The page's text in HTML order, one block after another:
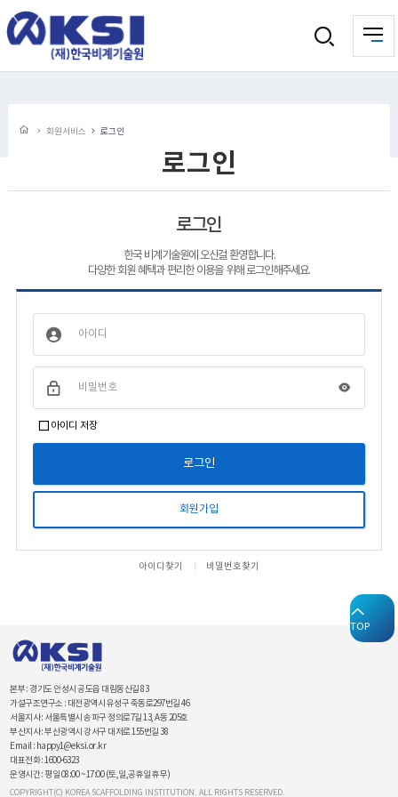
로그인
회원서비스 로그인
로그인
한국 비계기술원에 오신걸 환영합니다.
다양한 회원 혜택과 편리한 이용을 위해 로그인해주세요.
아이디
비밀번호
아이디 저장
로그인
회원가입
아이디찾기 비밀번호찾기
TOP
본부:경기도 안성시 공도읍 대림동산길 83
가설구조연구소 : 대전광역시 유성구 죽동로297번길 46
서울지사: 서울특별시 송파구 정의로7길 13, A동 205호
부산지사:부산광역시 강서구 대저로 155번길 38
Email: happy1@eksi.or.kr
대표전화:1600-6323
운영시간: 평일 08:00 ~ 17:00 (토,일,공휴일 휴무)
COPYRIGHT(C) KOREA SCAFFOLDING INSTITUTION. ALL RIGHTS RESERVED.